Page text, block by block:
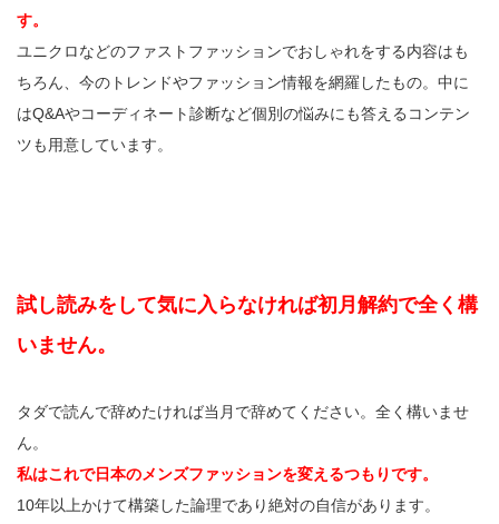
す。
ユニクロなどのファストファッションでおしゃれをする内容はも
ちろん、今のトレンドやファッション情報を網羅したもの。中に
はQ&Aやコーディネート診断など個別の悩みにも答えるコンテン
ツも用意しています。
試し読みをして気に入らなければ初月解約で全く構
いません。
タダで読んで辞めたければ当月で辞めてください。全く構いませ
ん。
私はこれで日本のメンズファッションを変えるつもりです。
10年以上かけて構築した論理であり絶対の自信があります。